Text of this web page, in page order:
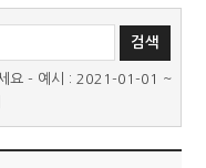
세요 - 예시 : 2021-01-01 ~